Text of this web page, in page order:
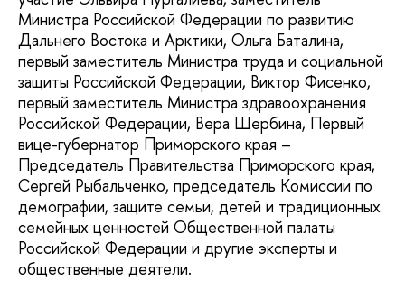
Министра Российской Федерации по развитию
Дальнего Востока и Арктики, Ольга Баталина,
первый заместитель Министра труда и социальной
защиты Российской Федерации, Виктор Фисенко,
первый заместитель Министра здравоохранения
Российской Федерации, Вера Щербина, Первый
вице-губернатор Приморского края –
Председатель Правительства Приморского края,
Сергей Рыбальченко, председатель Комиссии по
демографии, защите семьи, детей и традиционных
семейных ценностей Общественной палаты
Российской Федерации и другие эксперты и
общественные деятели.